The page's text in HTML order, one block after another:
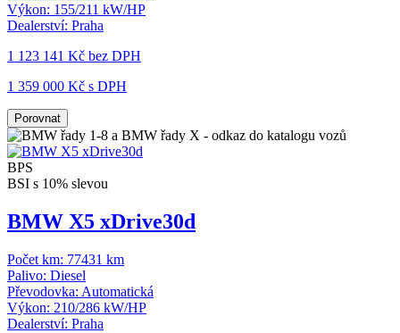
Výkon: 155/211 kW/HP
Dealerství: Praha
1 123 141 Kč bez DPH
1 359 000 Kč s DPH
Porovnat
BPS
BSI s 10% slevou
BMW X5 xDrive30d
Počet km: 77431 km
Palivo: Diesel
Převodovka: Automatická
Výkon: 210/286 kW/HP
Dealerství: Praha